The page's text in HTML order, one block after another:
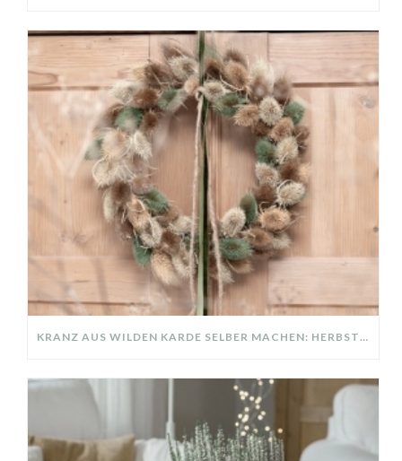
KRANZ AUS WILDEN KARDE SELBER MACHEN: HERBSTDEKO GANZ EINFACH